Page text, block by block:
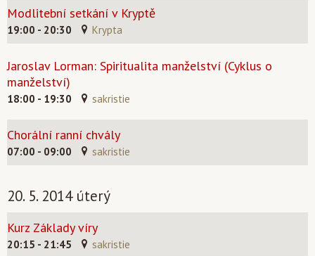
Modlitební setkání v Kryptě
19:00 - 20:30 Krypta
Jaroslav Lorman: Spiritualita manželství (Cyklus o
manželství)
18:00 - 19:30 sakristie
Chorální ranní chvály
07:00 - 09:00 sakristie
20. 5. 2014 úterý
Kurz Základy víry
20:15 - 21:45 sakristie